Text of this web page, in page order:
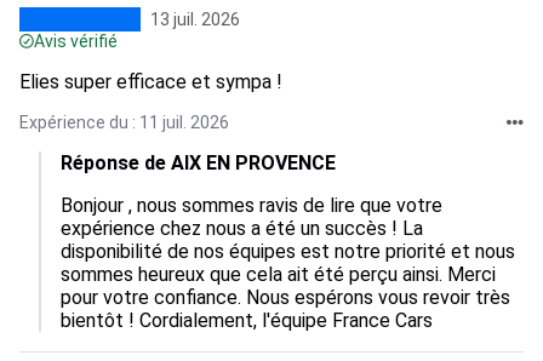
13 juil. 2026
Avis vérifié
Elies super efficace et sympa !
Expérience du : 11 juil. 2026
Réponse de AIX EN PROVENCE
Bonjour , nous sommes ravis de lire que votre
expérience chez nous a été un succès ! La
disponibilité de nos équipes est notre priorité et nous
sommes heureux que cela ait été perçu ainsi. Merci
pour votre confiance. Nous espérons vous revoir très
bientôt ! Cordialement, l'équipe France Cars